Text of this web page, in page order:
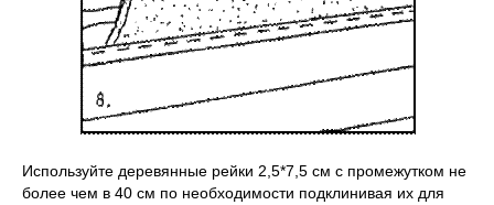
Используйте деревянные рейки 2,5*7,5 см с промежутком не
более чем в 40 см по необходимости подклинивая их для